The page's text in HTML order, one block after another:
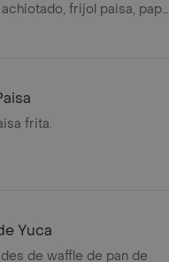
frijol paisa, papa,
maduritos y
frita.
Yuca
de waffle de pan de